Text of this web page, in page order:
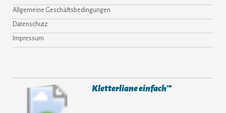
Allgemeine Geschäftsbedingungen
Datenschutz
Impressum
Kletterliane einfach™